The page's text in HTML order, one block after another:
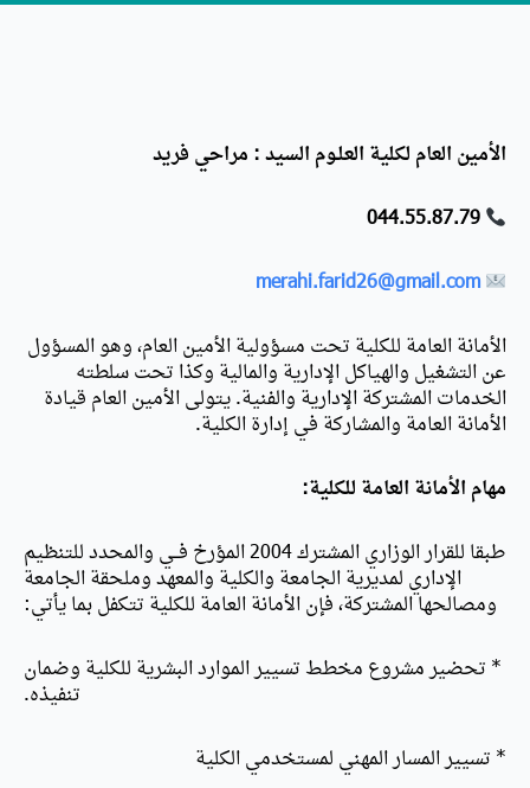
الأمين العام لكلية العلـوم السيد : مراحي فريد
044.55.87.79
merahi.farid26@gmail.com
الأمانة العامة للكلية تحت مسؤولية الأمين العام، وهو المسؤول
عن التشغيل والهياكل الإدارية والمالية وكذا تحت سلطته
الخدمات المشتركة الإدارية والفنية. يتولى الأمين العام قيادة
الأمانة العامة والمشاركة في إدارة الكلية.
مهام الأمانة العامة للكلية:
طبقا للقرار الوزاري المشترك 2004 المؤرخ فــي والمحدد للتنظيم
الإداري لمديرية الجامعة والكلية والمعهد وملحقة الجامعة
ومصالحها المشتركة، فإن الأمانة العامة للكلية تتكفل بما يأتي:
* تحضير مشروع مخطط تسيير الموارد البشرية للكلية وضمان
تنفيذه.
* تسيير المسار المهني لمستخدمي الكلية